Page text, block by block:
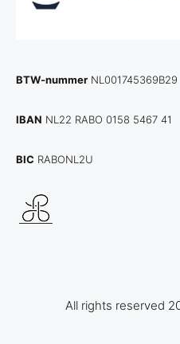
BTW-nummer NL001745369B29
IBAN NL22 RABO 0158 5467 41
BIC RABONL2U
All rights reserved